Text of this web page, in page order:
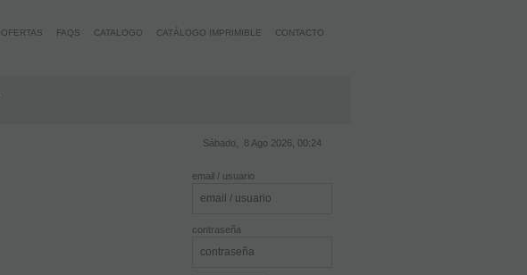
OFERTAS FAQS CATALOGO CATÁLOGO IMPRIMIBLE CONTACTO
Sábado, 8 Ago 2026, 00:24
email / usuario
contraseña